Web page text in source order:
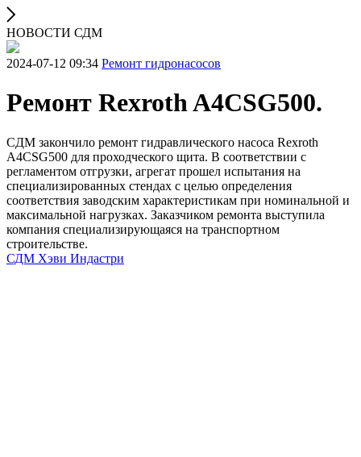
НОВОСТИ СДМ
2024-07-12 09:34 Ремонт гидронасосов
Ремонт Rexroth A4CSG500.
CДМ закончило ремонт гидравлического насоса Rexroth
A4CSG500 для проходческого щита. В соответствии с
регламентом отгрузки, агрегат прошел испытания на
специализированных стендах с целью определения
соответствия заводским характеристикам при номинальной и
максимальной нагрузках. Заказчиком ремонта выступила
компания специализирующаяся на транспортном
строительстве.
СДМ Хэви Индастри